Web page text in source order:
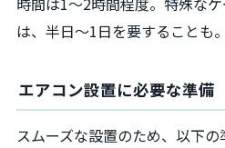
は、半日～1日を要することも。
エアコン設置に必要な準備
スムーズな設置のため、以下の